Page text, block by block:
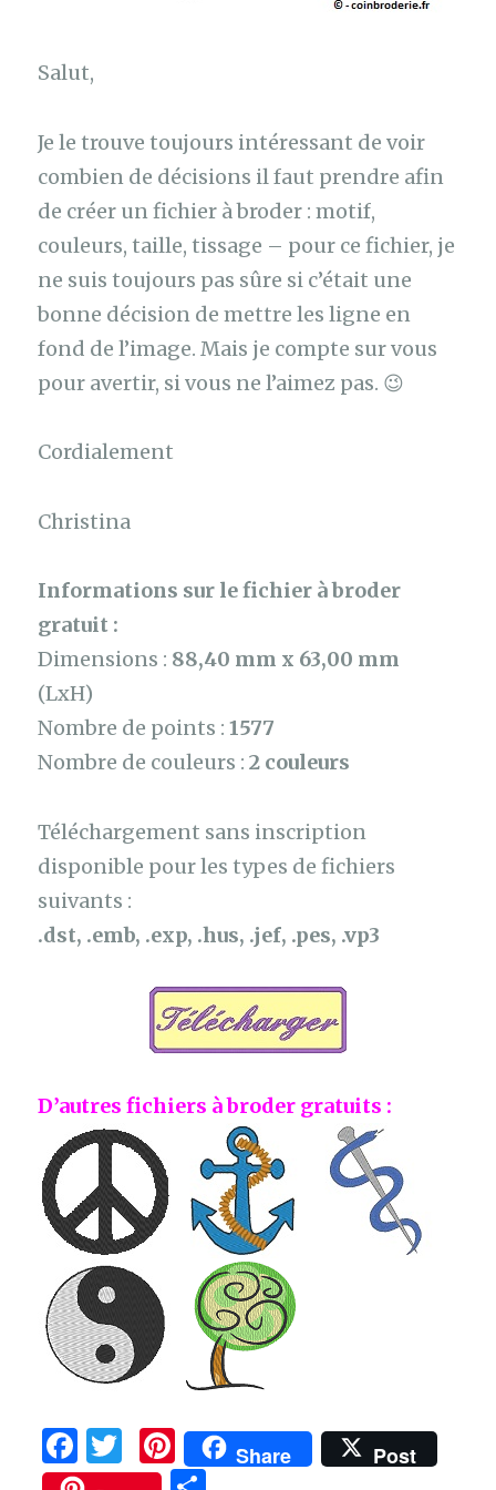
Salut,
Je le trouve toujours intéressant de voir
combien de décisions il faut prendre afin
de créer un fichier à broder : motif,
couleurs, taille, tissage – pour ce fichier, je
ne suis toujours pas sûre si c’était une
bonne décision de mettre les ligne en
fond de l’image. Mais je compte sur vous
pour avertir, si vous ne l’aimez pas. 😉
Cordialement
Christina
Informations sur le fichier à broder
gratuit :
Dimensions : 88,40 mm x 63,00 mm
(LxH)
Nombre de points :1577
Nombre de couleurs :2 couleurs
Téléchargement sans inscription
disponible pour les types de fichiers
suivants :
.dst, .emb, .exp, .hus, .jef, .pes, .vp3
D’autres fichiers à broder gratuits :
F
T
Pi
Share
Post